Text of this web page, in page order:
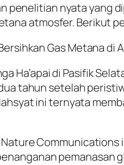
penelitian nyata yang
atmosfer. Berikut
Gas Metana di
Ha’apai di Pasifik
tahun setelah
ini ternyata
pemanasan